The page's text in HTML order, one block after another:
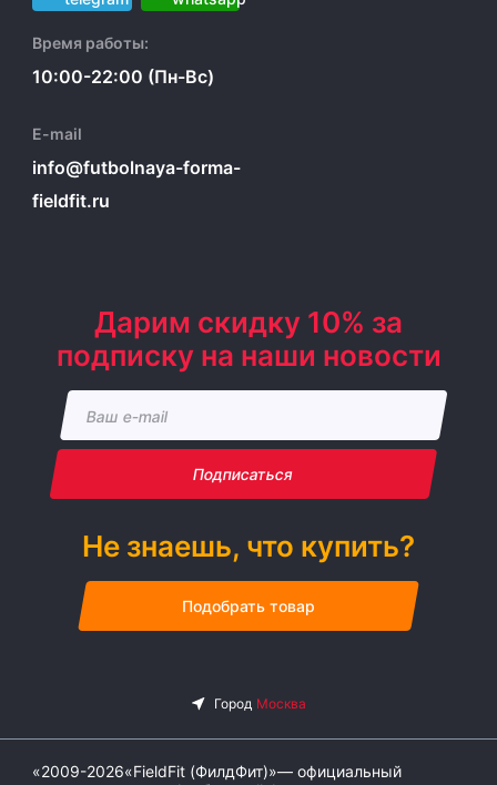
Время работы:
10:00-22:00 (Пн-Вс)
E-mail
info@futbolnaya-forma-
fieldfit.ru
Дарим скидку 10% за
подписку на наши новости
Подписаться
Не знаешь, что купить?
Подобрать товар
«2009-2026«FieldFit (ФилдФит)»— официальный